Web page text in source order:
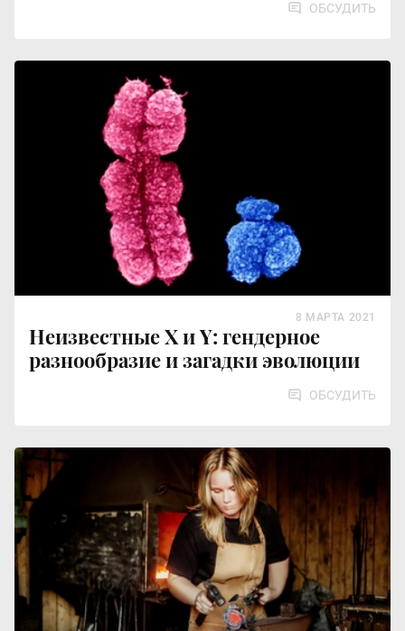
ОБСУДИТЬ
Неизвестные X и Y: гендерное
разнообразие и загадки эволюции
8 МАРТА 2021
ОБСУДИТЬ